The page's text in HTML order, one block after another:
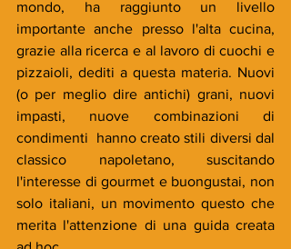
mondo, ha raggiunto un livello
importante anche presso l'alta cucina,
grazie alla ricerca e al lavoro di cuochi e
pizzaioli, dediti a questa materia. Nuovi
(o per meglio dire antichi) grani, nuovi
impasti, nuove combinazioni di
condimenti  hanno creato stili diversi dal
classico napoletano, suscitando
l'interesse di gourmet e buongustai, non
solo italiani, un movimento questo che
merita l'attenzione di una guida creata